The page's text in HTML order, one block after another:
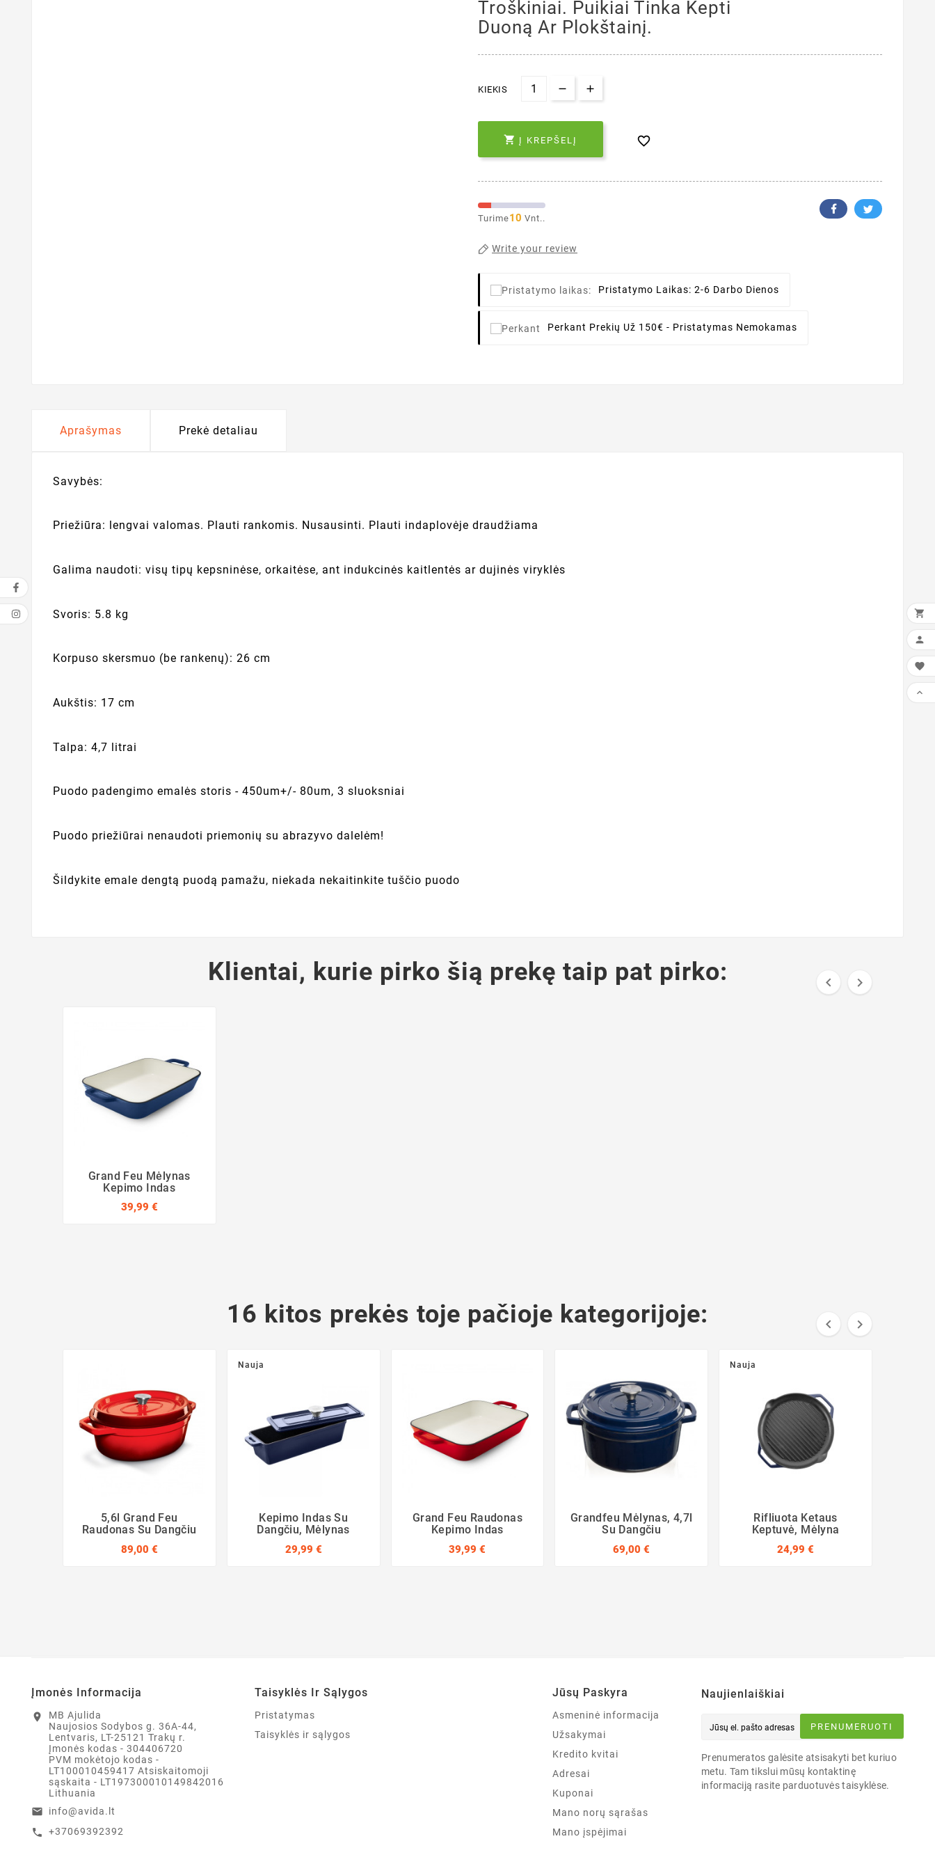
Troškiniai. Puikiai Tinka Kepti
Duoną Ar Plokštainį.
KIEKIS
 Į KREPŠELĮ 
Turime10 Vnt..
Write your review
Pristatymo Laikas: 2-6 Darbo Dienos
Perkant Prekių Už 150€ - Pristatymas Nemokamas
Aprašymas Prekė detaliau
Savybės:
Priežiūra: lengvai valomas. Plauti rankomis. Nusausinti. Plauti indaplovėje draudžiama
Galima naudoti: visų tipų kepsninėse, orkaitėse, ant indukcinės kaitlentės ar dujinės viryklės
Svoris: 5.8 kg
Korpuso skersmuo (be rankenų): 26 cm
Aukštis: 17 cm
Talpa: 4,7 litrai
Puodo padengimo emalės storis - 450um+/- 80um, 3 sluoksniai
Puodo priežiūrai nenaudoti priemonių su abrazyvo dalelėm!
Šildykite emale dengtą puodą pamažu, niekada nekaitinkite tuščio puodo
Klientai, kurie pirko šią prekę taip pat pirko:  
Grand Feu Mėlynas
Kepimo Indas
39,99 €
16 kitos prekės toje pačioje kategorijoje:  
5,6l Grand Feu
Raudonas Su Dangčiu
89,00 €
Nauja
Kepimo Indas Su
Dangčiu, Mėlynas
29,99 €
Grand Feu Raudonas
Kepimo Indas
39,99 €
Grandfeu Mėlynas, 4,7l
Su Dangčiu
69,00 €
Nauja
Rifliuota Ketaus
Keptuvė, Mėlyna
24,99 €
Įmonės Informacija
location_on
MB Ajulida
Naujosios Sodybos g. 36A-44,
Lentvaris, LT-25121 Trakų r.
Įmonės kodas - 304406720
PVM mokėtojo kodas -
LT100010459417 Atsiskaitomoji
sąskaita - LT197300010149842016
Lithuania
email info@avida.lt
call +37069392392
Taisyklės Ir Sąlygos
Pristatymas
Taisyklės ir sąlygos
Jūsų Paskyra
Asmeninė informacija
Užsakymai
Kredito kvitai
Adresai
Kuponai
Mano norų sąrašas
Mano įspėjimai
Naujienlaiškiai
PRENUMERUOTI
Prenumeratos galėsite atsisakyti bet kuriuo
metu. Tam tikslui mūsų kontaktinę
informaciją rasite parduotuvės taisyklėse.



